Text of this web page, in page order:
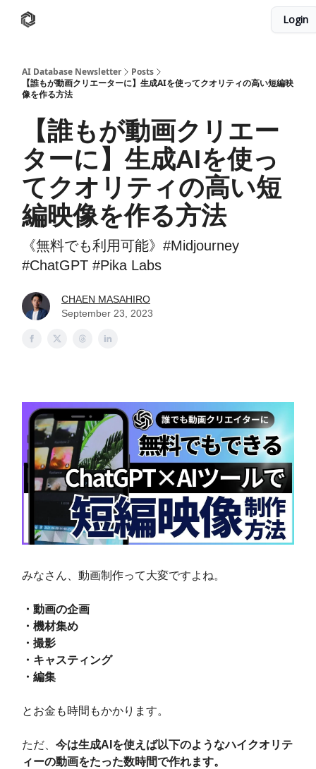
Login
AI Database Newsletter
Posts
【誰もが動画クリエーターに】生成AIを使ってクオリティの高い短編映
像を作る方法
【誰もが動画クリエー
ターに】生成AIを使っ
てクオリティの高い短
編映像を作る方法
《無料でも利用可能》#Midjourney
#ChatGPT #Pika Labs
CHAEN MASAHIRO
September 23, 2023
みなさん、動画制作って大変ですよね。
・動画の企画
・機材集め
・撮影
・キャスティング
・編集
とお金も時間もかかります。
ただ、 今は生成AIを使えば以下のようなハイクオリテ
ィーの動画をたった数時間で作れます。